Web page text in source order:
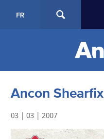
FR
Ancon Shearfix
03 | 03 | 2007